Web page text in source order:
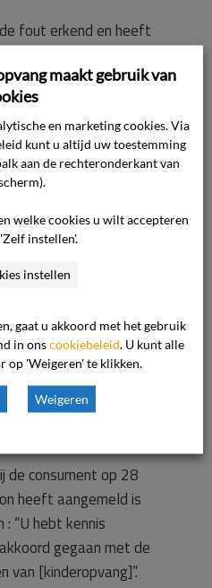
fout erkend en heeft
voorwaarden ter
De consument is
en verlangt een
een fout is
tot ‘wijziging
in plaats van
In dat
verwijzing naar de
de consument op 28
heeft aangemeld is
“U hebt kennis
gegaan met de
van [kinderopvang]”.
maakt gebruik van
en marketing cookies. Via
kunt u altijd uw toestemming
aan de rechteronderkant van
welke cookies u wilt accepteren
instellen'.
instellen
gaat u akkoord met het gebruik
in onscookiebeleid. U kunt alle
op 'Weigeren' te klikken.
Weigeren